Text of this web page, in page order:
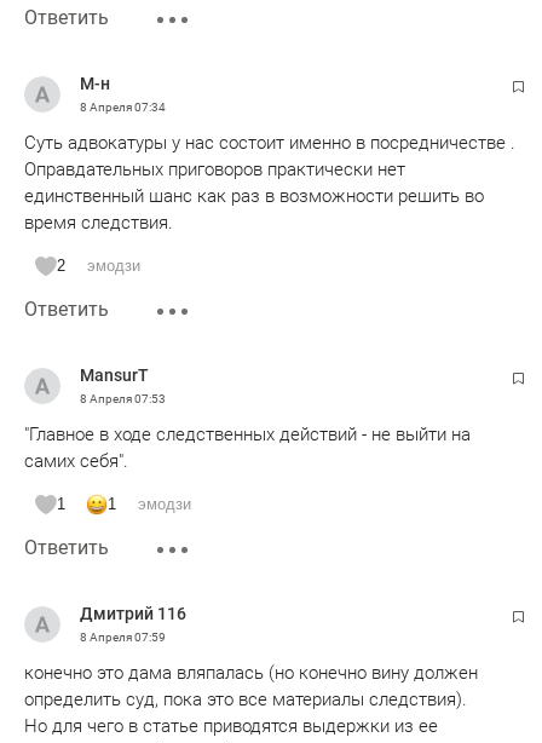
Ответить
М-н
8 Апреля07:34
Суть адвокатуры у нас состоит именно в посредничестве .
Оправдательных приговоров практически нет
единственный шанс как раз в возможности решить во
время следствия.
2 эмодзи
Ответить
MansurT
8 Апреля07:53
"Главное в ходе следственных действий - не выйти на
самих себя".
1 1 эмодзи
Ответить
Дмитрий 116
8 Апреля07:59
конечно это дама вляпалась (но конечно вину должен
определить суд, пока это все материалы следствия).
Но для чего в статье приводятся выдержки из ее